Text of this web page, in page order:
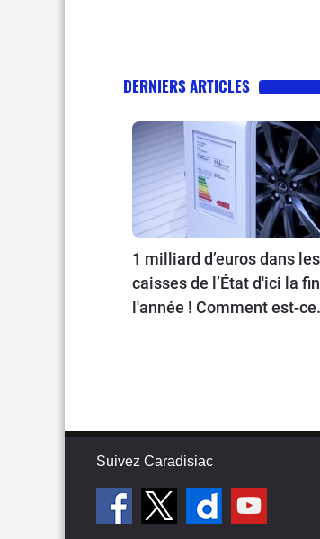
DERNIERS ARTICLES
1 milliard d’euros dans les
caisses de l’État d'ici la
l'année ! Comment est-ce
Suivez Caradisiac